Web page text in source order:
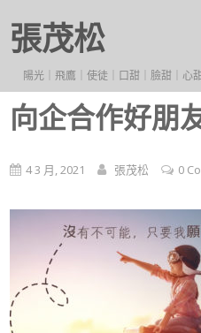
張茂松
陽光｜飛鷹｜使徒｜口甜｜臉甜｜心
向企合作好朋
4 3 月, 2021 張茂松 0